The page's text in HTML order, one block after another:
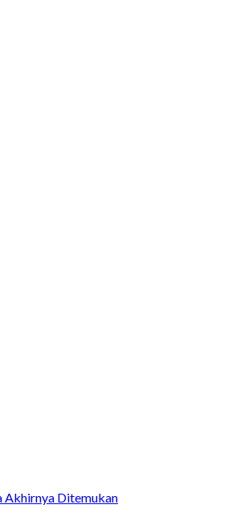
Akhirnya Ditemukan